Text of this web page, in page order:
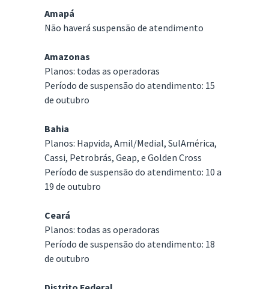
Amapá
Não haverá suspensão de atendimento
Amazonas
Planos: todas as operadoras
Período de suspensão do atendimento: 15
de outubro
Bahia
Planos: Hapvida, Amil/Medial, SulAmérica,
Cassi, Petrobrás, Geap, e Golden Cross
Período de suspensão do atendimento: 10 a
19 de outubro
Ceará
Planos: todas as operadoras
Período de suspensão do atendimento: 18
de outubro